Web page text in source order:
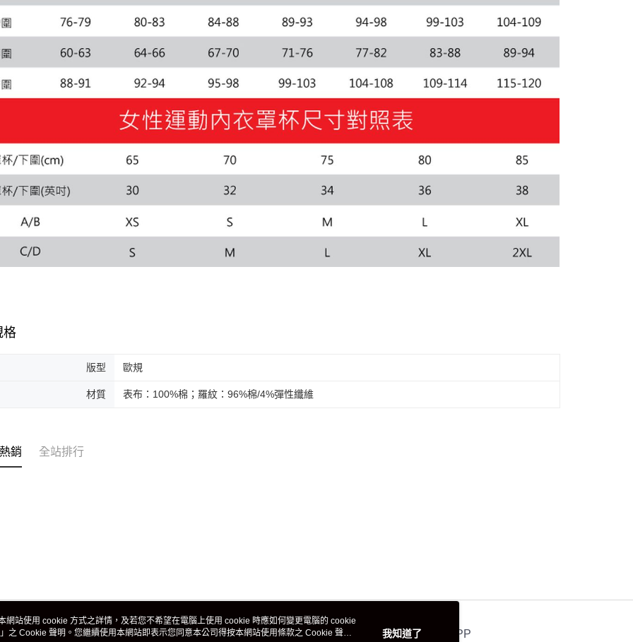
格
版型 歐規
材質 表布：100%棉；羅紋：96%棉/4%彈性纖維
銷 全站排行
關於我們 客服資訊 官方APP
網站使用 cookie 方式之詳情，及若您不希望在電腦上使用 cookie 時應如何變更電腦的 cookie
」之 Cookie 聲明。您繼續使用本網站即表示您同意本公司得按本網站使用條款之 Cookie 聲明
我知道了